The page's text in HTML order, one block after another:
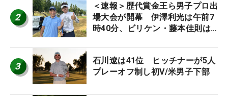
2
＜速報＞歴代賞金王ら男子プロ出
場大会が開幕 伊澤利光は午前7
時40分、ビリケン・藤本佳則は
STAGE JOYX OPEN】
3
石川遼は41位 ヒッチナーが5人
プレーオフ制し初V/米男子下部